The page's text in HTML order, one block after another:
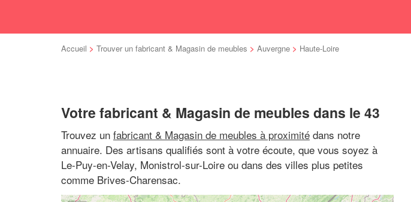
Accueil > Trouver un fabricant & Magasin de meubles > Auvergne > Haute-Loire
Votre fabricant & Magasin de meubles dans le 43
Trouvez un fabricant & Magasin de meubles à proximité dans notre
annuaire. Des artisans qualifiés sont à votre écoute, que vous soyez à
Le-Puy-en-Velay, Monistrol-sur-Loire ou dans des villes plus petites
comme Brives-Charensac.